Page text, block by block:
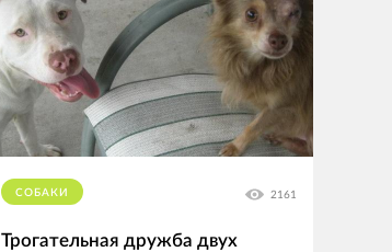
СОБАКИ 2161
Трогательная дружба двух